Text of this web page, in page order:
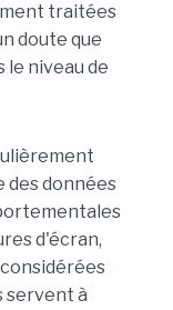
traitées
doute que
le niveau de
des données
d'écran,
servent à